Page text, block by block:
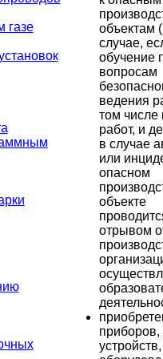
газе
объектам
случае,
обучение
вопросам
ведения
том числе
работ, и
в случае
или
опасном
объекте
отрывом
приборов,
устройств,